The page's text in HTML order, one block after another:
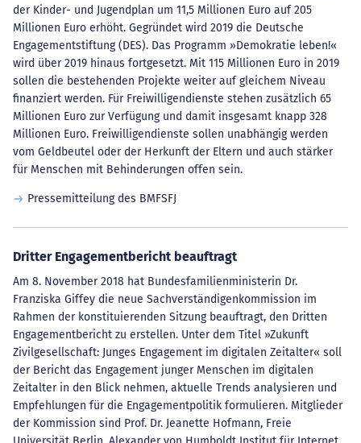
der Kinder- und Jugendplan um 11,5 Millionen Euro auf 205
Millionen Euro erhöht. Gegründet wird 2019 die Deutsche
Engagementstiftung (DES). Das Programm »Demokratie leben!«
wird über 2019 hinaus fortgesetzt. Mit 115 Millionen Euro in 2019
sollen die bestehenden Projekte weiter auf gleichem Niveau
finanziert werden. Für Freiwilligendienste stehen zusätzlich 65
Millionen Euro zur Verfügung und damit insgesamt knapp 328
Millionen Euro. Freiwilligendienste sollen unabhängig werden
vom Geldbeutel oder der Herkunft der Eltern und auch stärker
für Menschen mit Behinderungen offen sein.
Pressemitteilung des BMFSFJ
Dritter Engagementbericht beauftragt
Am 8. November 2018 hat Bundesfamilienministerin Dr.
Franziska Giffey die neue Sachverständigenkommission im
Rahmen der konstituierenden Sitzung beauftragt, den Dritten
Engagementbericht zu erstellen. Unter dem Titel »Zukunft
Zivilgesellschaft: Junges Engagement im digitalen Zeitalter« soll
der Bericht das Engagement junger Menschen im digitalen
Zeitalter in den Blick nehmen, aktuelle Trends analysieren und
Empfehlungen für die Engagementpolitik formulieren. Mitglieder
der Kommission sind Prof. Dr. Jeanette Hofmann, Freie